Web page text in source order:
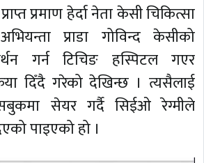
प्रमाण हेर्दा नेता केसी चिकित्सा
प्राडा गोविन्द केसीको
गर्न टिचिङ हस्पिटल गएर
दिँदै गरेको देखिन्छ । त्यसैलाई
सेयर गर्दै सिईओ रेग्मीले
पाइएको हो ।